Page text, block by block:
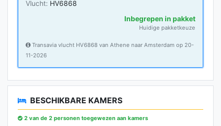
Vlucht: HV6868
Inbegrepen in pakket
Huidige pakketkeuze
Transavia vlucht HV6868 van Athene naar Amsterdam op 20-
11-2026
BESCHIKBARE KAMERS
2 van de 2 personen toegewezen aan kamers